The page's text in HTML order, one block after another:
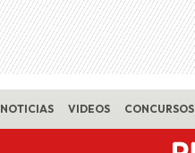
NOTICIAS VIDEOS CONCURSOS